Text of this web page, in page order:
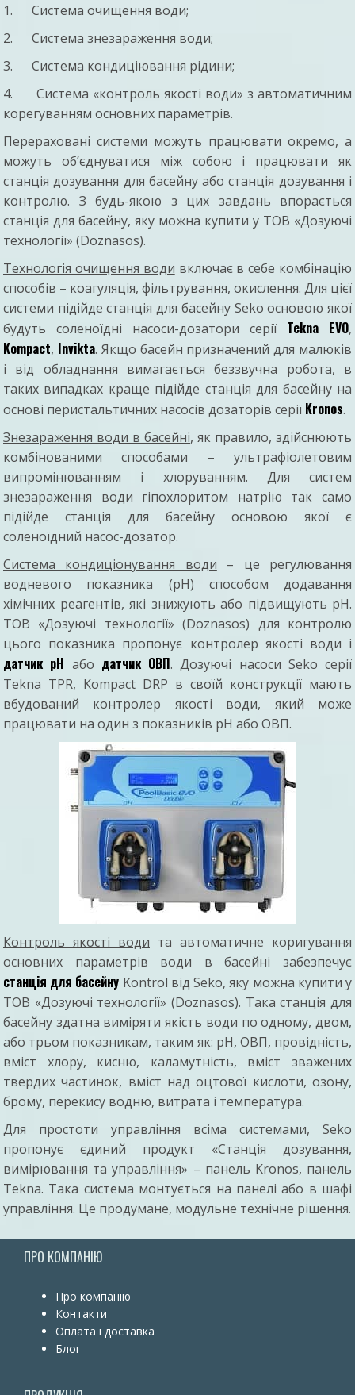
1. Система очищення води;
2. Система знезараження води;
3. Система кондиціювання рідини;
4. Система «контроль якості води» з автоматичним
корегуванням основних параметрів.
Перераховані системи можуть працювати окремо, а
можуть об’єднуватися між собою і працювати як
станція дозування для басейну або станція дозування і
контролю. З будь-якою з цих завдань впорається
станція для басейну, яку можна купити у ТОВ «Дозуючі
технології» (Doznasos).
Технологія очищення води включає в себе комбінацію
способів – коагуляція, фільтрування, окислення. Для цієї
системи підійде станція для басейну Seko основою якої
будуть соленоїдні насоси-дозатори серії Tekna EVO,
Kompact, Invikta. Якщо басейн призначений для малюків
і від обладнання вимагається беззвучна робота, в
таких випадках краще підійде станція для басейну на
основі перистальтичних насосів дозаторів серії Kronos.
Знезараження води в басейні, як правило, здійснюють
комбінованими способами – ультрафіолетовим
випромінюванням і хлоруванням. Для систем
знезараження води гіпохлоритом натрію так само
підійде станція для басейну основою якої є
соленоїдний насос-дозатор.
Система кондиціонування води – це регулювання
водневого показника (pH) способом додавання
хімічних реагентів, які знижують або підвищують pH.
ТОВ «Дозуючі технології» (Doznasos) для контролю
цього показника пропонує контролер якості води і
датчик pH або датчик ОВП. Дозуючі насоси Seko серії
Tekna TPR, Kompact DRP в своїй конструкції мають
вбудований контролер якості води, який може
працювати на один з показників pH або ОВП.
Контроль якості води та автоматичне коригування
основних параметрів води в басейні забезпечує
станція для басейну Kontrol від Seko, яку можна купити у
ТОВ «Дозуючі технології» (Doznasos). Така станція для
басейну здатна виміряти якість води по одному, двом,
або трьом показникам, таким як: pH, ОВП, провідність,
вміст хлору, кисню, каламутність, вміст зважених
твердих частинок, вміст над оцтової кислоти, озону,
брому, перекису водню, витрата і температура.
Для простоти управління всіма системами, Seko
пропонує єдиний продукт «Станція дозування,
вимірювання та управління» – панель Kronos, панель
Tekna. Така система монтується на панелі або в шафі
управління. Це продумане, модульне технічне рішення.
ПРО КОМПАНІЮ
Про компанію
Контакти
Оплата і доставка
Блог